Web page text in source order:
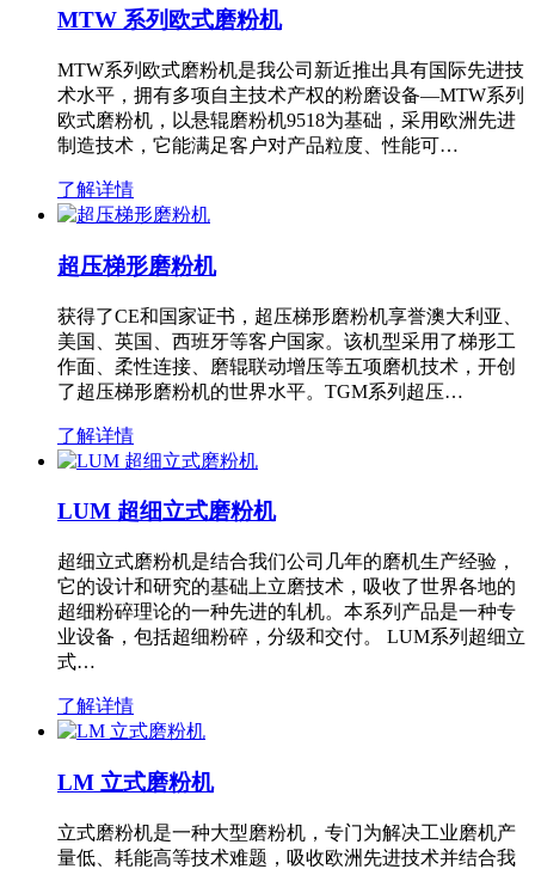
MTW 系列欧式磨粉机
MTW系列欧式磨粉机是我公司新近推出具有国际先进技
术水平，拥有多项自主技术产权的粉磨设备—MTW系列
欧式磨粉机，以悬辊磨粉机9518为基础，采用欧洲先进
制造技术，它能满足客户对产品粒度、性能可…
了解详情
超压梯形磨粉机
获得了CE和国家证书，超压梯形磨粉机享誉澳大利亚、
美国、英国、西班牙等客户国家。该机型采用了梯形工
作面、柔性连接、磨辊联动增压等五项磨机技术，开创
了超压梯形磨粉机的世界水平。TGM系列超压…
了解详情
LUM 超细立式磨粉机
超细立式磨粉机是结合我们公司几年的磨机生产经验，
它的设计和研究的基础上立磨技术，吸收了世界各地的
超细粉碎理论的一种先进的轧机。本系列产品是一种专
业设备，包括超细粉碎，分级和交付。 LUM系列超细立
式…
了解详情
LM 立式磨粉机
立式磨粉机是一种大型磨粉机，专门为解决工业磨机产
量低、耗能高等技术难题，吸收欧洲先进技术并结合我